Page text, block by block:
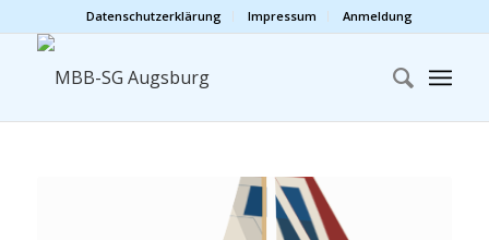
Datenschutzerklärung Impressum Anmeldung